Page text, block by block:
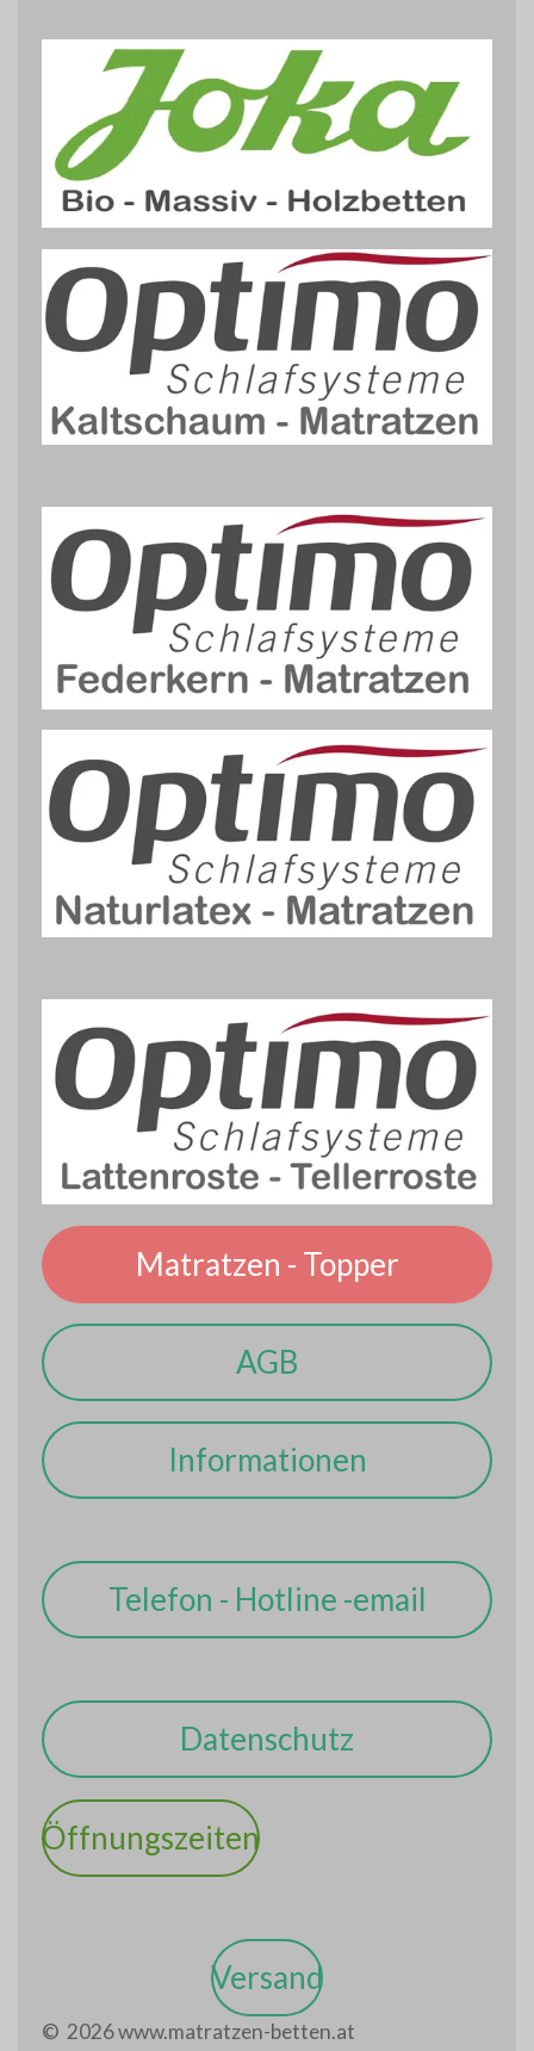
Matratzen - Topper
AGB
Informationen
Telefon - Hotline -email
Datenschutz
Öffnungszeiten
Versand
© 2026 www.matratzen-betten.at